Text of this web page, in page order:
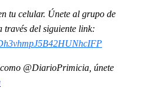
tu celular. Únete al grupo de
del siguiente link:
@DiarioPrimicia, únete